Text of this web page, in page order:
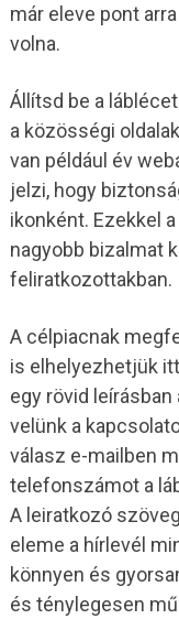
már eleve pont
volna.
Állítsd be a
a közösségi
van például év
jelzi, hogy
ikonként. Ezekkel
nagyobb bizalmat
feliratkozottakban.
A célpiacnak
is elhelyezhetjük
egy rövid leírásban
velünk a
válasz e-mailben
telefonszámot a
A leiratkozó
eleme a hírlevél
könnyen és
és ténylegesen